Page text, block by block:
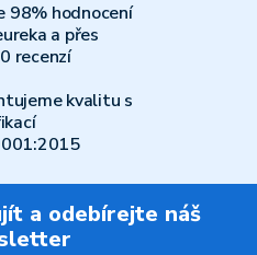
98% hodnocení
a přes
recenzí
kvalitu s
a odebírejte náš